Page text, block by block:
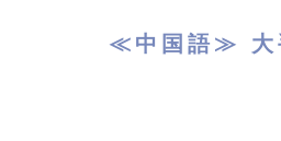
≪中国語≫ 大